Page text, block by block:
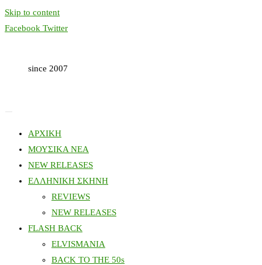
Skip to content
Facebook Twitter
since 2007
ΑΡΧΙΚΗ
ΜΟΥΣΙΚΑ ΝΕΑ
NEW RELEASES
ΕΛΛΗΝΙΚΗ ΣΚΗΝΗ
REVIEWS
NEW RELEASES
FLASH BACK
ELVISMANIA
BACK TO THE 50s